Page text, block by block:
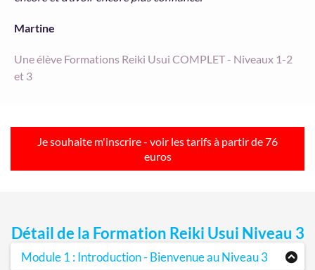
Martine
Une élève Formations Reiki Usui COMPLET - Niveaux 1-2
et 3
Je souhaite m'inscrire - voir les tarifs à partir de 76
euros
Détail de la Formation Reiki Usui Niveau 3
Module 1 : Introduction - Bienvenue au Niveau 3